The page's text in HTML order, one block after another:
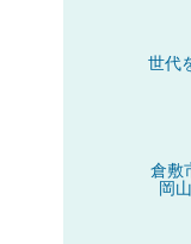
世代
倉敷
岡